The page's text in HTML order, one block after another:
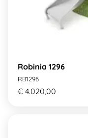
Robinia 1296
RB1296
€ 4.020,00